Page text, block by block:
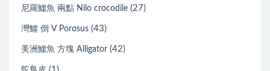
尼羅鱷魚 兩點 Nilo crocodile (27)
灣鱷 倒 V Porosus (43)
美洲鱷魚 方塊 Alligator (42)